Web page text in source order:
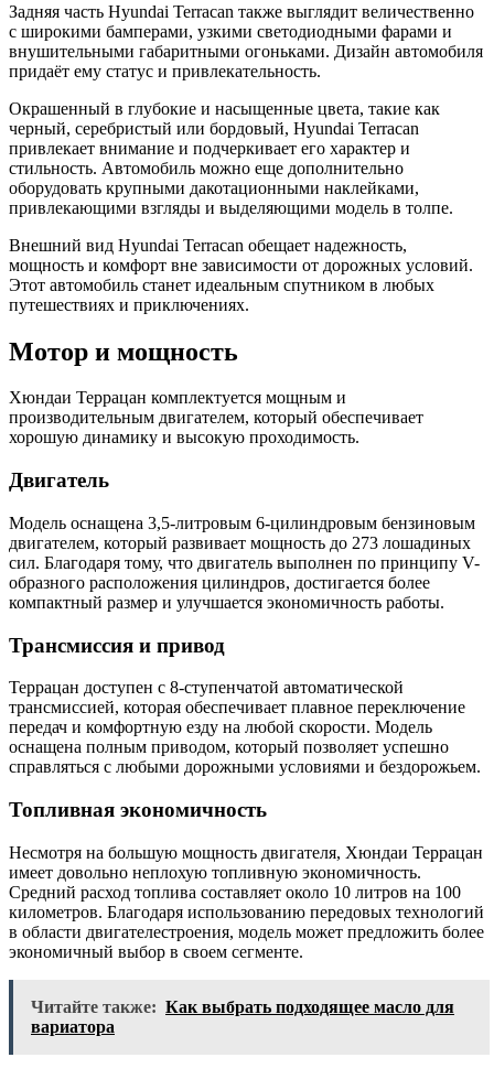
Задняя часть Hyundai Terracan также выглядит величественно
с широкими бамперами, узкими светодиодными фарами и
внушительными габаритными огоньками. Дизайн автомобиля
придаёт ему статус и привлекательность.
Окрашенный в глубокие и насыщенные цвета, такие как
черный, серебристый или бордовый, Hyundai Terracan
привлекает внимание и подчеркивает его характер и
стильность. Автомобиль можно еще дополнительно
оборудовать крупными дакотационными наклейками,
привлекающими взгляды и выделяющими модель в толпе.
Внешний вид Hyundai Terracan обещает надежность,
мощность и комфорт вне зависимости от дорожных условий.
Этот автомобиль станет идеальным спутником в любых
путешествиях и приключениях.
Мотор и мощность
Хюндаи Террацан комплектуется мощным и
производительным двигателем, который обеспечивает
хорошую динамику и высокую проходимость.
Двигатель
Модель оснащена 3,5-литровым 6-цилиндровым бензиновым
двигателем, который развивает мощность до 273 лошадиных
сил. Благодаря тому, что двигатель выполнен по принципу V-
образного расположения цилиндров, достигается более
компактный размер и улучшается экономичность работы.
Трансмиссия и привод
Террацан доступен с 8-ступенчатой автоматической
трансмиссией, которая обеспечивает плавное переключение
передач и комфортную езду на любой скорости. Модель
оснащена полным приводом, который позволяет успешно
справляться с любыми дорожными условиями и бездорожьем.
Топливная экономичность
Несмотря на большую мощность двигателя, Хюндаи Террацан
имеет довольно неплохую топливную экономичность.
Средний расход топлива составляет около 10 литров на 100
километров. Благодаря использованию передовых технологий
в области двигателестроения, модель может предложить более
экономичный выбор в своем сегменте.
Читайте также: Как выбрать подходящее масло для
вариатора